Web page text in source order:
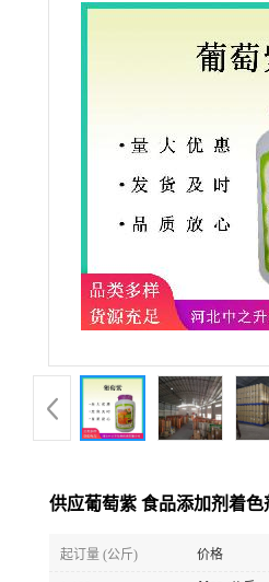
供应葡萄紫 食品添加剂着色
起订量 (公斤) 价格